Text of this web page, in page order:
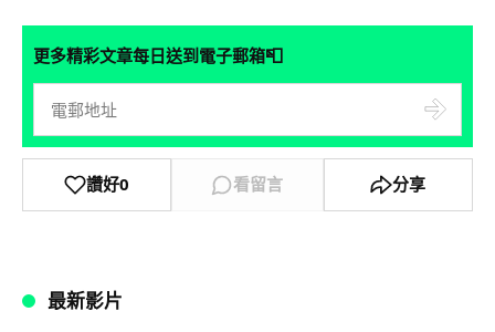
更多精彩文章每日送到電子郵箱📮
讚好0 看留言 分享
最新影片